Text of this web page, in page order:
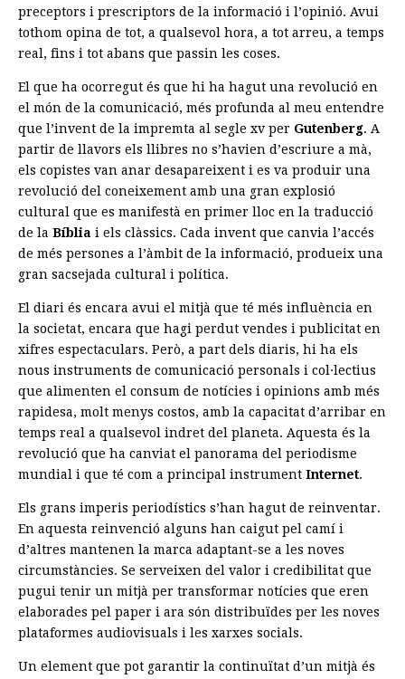
preceptors i prescriptors de la informació i l’opinió. Avui
tothom opina de tot, a qualsevol hora, a tot arreu, a temps
real, fins i tot abans que passin les coses.
El que ha ocorregut és que hi ha hagut una revolució en
el món de la comunicació, més profunda al meu entendre
que l’invent de la impremta al segle xv per Gutenberg. A
partir de llavors els llibres no s’havien d’escriure a mà,
els copistes van anar desapareixent i es va produir una
revolució del coneixement amb una gran explosió
cultural que es manifestà en primer lloc en la traducció
de la Bíblia i els clàssics. Cada invent que canvia l’accés
de més persones a l’àmbit de la informació, produeix una
gran sacsejada cultural i política.
El diari és encara avui el mitjà que té més influència en
la societat, encara que hagi perdut vendes i publicitat en
xifres espectaculars. Però, a part dels diaris, hi ha els
nous instruments de comunicació personals i col·lectius
que alimenten el consum de notícies i opinions amb més
rapidesa, molt menys costos, amb la capacitat d’arribar en
temps real a qualsevol indret del planeta. Aquesta és la
revolució que ha canviat el panorama del periodisme
mundial i que té com a principal instrument Internet.
Els grans imperis periodístics s’han hagut de reinventar.
En aquesta reinvenció alguns han caigut pel camí i
d’altres mantenen la marca adaptant-se a les noves
circumstàncies. Se serveixen del valor i credibilitat que
pugui tenir un mitjà per transformar notícies que eren
elaborades pel paper i ara són distribuïdes per les noves
plataformes audiovisuals i les xarxes socials.
Un element que pot garantir la continuïtat d’un mitjà és